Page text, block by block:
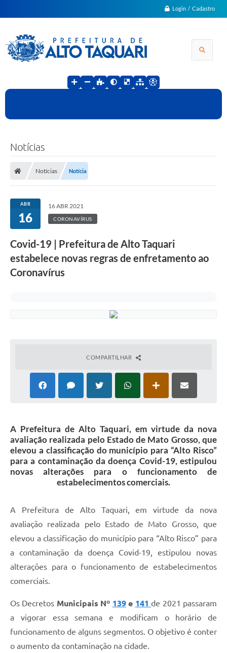
Login / Cadastro
Notícias
Notícias Notícia
ABR
16
16 ABR 2021
CORONAVÍRUS
Covid-19 | Prefeitura de Alto Taquari
estabelece novas regras de enfretamento ao
Coronavírus
COMPARTILHAR
A Prefeitura de Alto Taquari, em virtude da nova
avaliação realizada pelo Estado de Mato Grosso, que
elevou a classificação do município para “Alto Risco”
para a contaminação da doença Covid-19, estipulou
novas alterações para o funcionamento de
estabelecimentos comerciais.
A Prefeitura de Alto Taquari, em virtude da nova
avaliação realizada pelo Estado de Mato Grosso, que
elevou a classificação do município para “Alto Risco” para
a contaminação da doença Covid-19, estipulou novas
alterações para o funcionamento de estabelecimentos
comerciais.
Os Decretos Municipais Nº 139e 141de 2021 passaram
a vigorar essa semana e modificam o horário de
funcionamento de alguns segmentos. O objetivo é conter
o aumento da contaminação na cidade.